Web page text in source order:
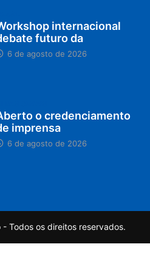
internacional
futuro da
6 de agosto de 2026
o credenciamento
imprensa
6 de agosto de 2026
Todos os direitos reservados.